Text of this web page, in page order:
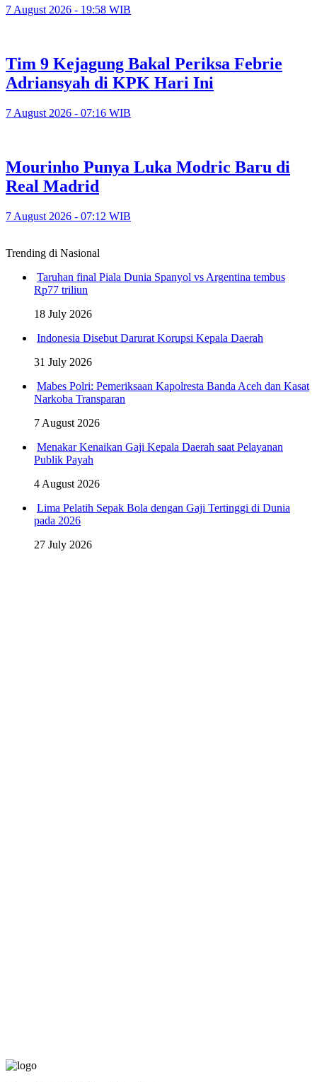
7 August 2026 - 19:58 WIB
Tim 9 Kejagung Bakal Periksa Febrie
Adriansyah di KPK Hari Ini
7 August 2026 - 07:16 WIB
Mourinho Punya Luka Modric Baru di
Real Madrid
7 August 2026 - 07:12 WIB
Trending di Nasional
Taruhan final Piala Dunia Spanyol vs Argentina tembus
Rp77 triliun
18 July 2026
Indonesia Disebut Darurat Korupsi Kepala Daerah
31 July 2026
Mabes Polri: Pemeriksaan Kapolresta Banda Aceh dan Kasat
Narkoba Transparan
7 August 2026
Menakar Kenaikan Gaji Kepala Daerah saat Pelayanan
Publik Payah
4 August 2026
Lima Pelatih Sepak Bola dengan Gaji Tertinggi di Dunia
pada 2026
27 July 2026